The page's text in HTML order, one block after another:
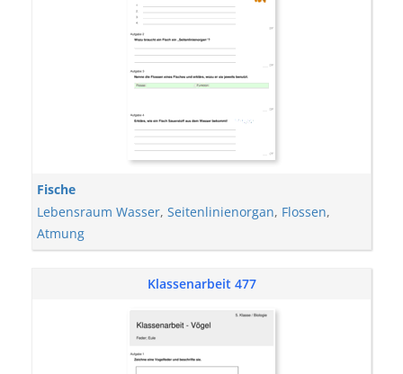
Fische
Lebensraum Wasser, Seitenlinienorgan, Flossen,
Atmung
Klassenarbeit 477